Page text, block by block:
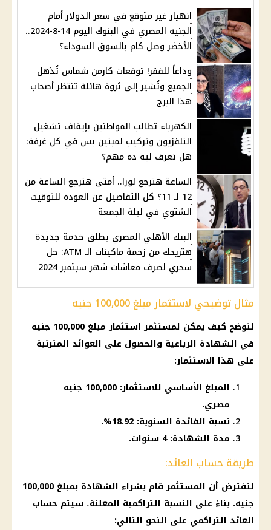
انهيار غير متوقع في سعر الدولار أمام
الجنيه المصري في البنوك اليوم 14-8-2024..
الأخضر وصل كام بالسوق السوداء؟
وداعاً للفقر! توقعات كارمن شماس تُذهل
الجميع وتُشير إلى ثروة هائلة تنتظر أصحاب
هذا البرج
الكهرباء تطالب المواطنين بإيقاف تشغيل
التلفزيون وتركيب لمبتين بس في كل غرفة:
هل تعرف ليه ده مهم؟
الساعة هترجع لورا.. أمتى هترجع الساعة من
12 لـ 11؟ كل التفاصيل عن العودة للتوقيت
الشتوي في ليلة الجمعة
البنك الأهلي المصري يطلق خدمة جديدة
هتريحك من زحمة ماكينات الـ ATM: حل
سحري لصرف معاشات شهر سبتمبر 2024
مثال توضيحي لاستثمار مبلغ 100,000 جنيه
لنوضح كيف يمكن لمستثمر استثمار مبلغ 100,000 جنيه
في الشهادة الرباعية والحصول على العوائد المترتبة
على هذا الاستثمار:
المبلغ الأساسي للاستثمار: 100,000 جنيه
مصري.
نسبة الفائدة السنوية: 18.92%.
مدة الشهادة: 4 سنوات.
طريقة حساب العائد:
لنفترض أن المستثمر قام بشراء الشهادة بمبلغ 100,000
جنيه. بناءً على النسبة التراكمية المعلنة، سيتم حساب
العائد التراكمي على النحو التالي: